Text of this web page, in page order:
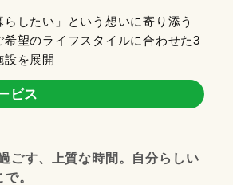
らしたい」という想いに寄り添う
希望のライフスタイルに合わせた3
設を展開
ビス
ごす、上質な時間。自分らしい
。